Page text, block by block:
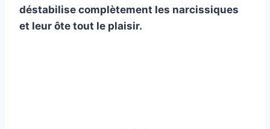
déstabilise complètement les narcissiques
et leur ôte tout le plaisir.